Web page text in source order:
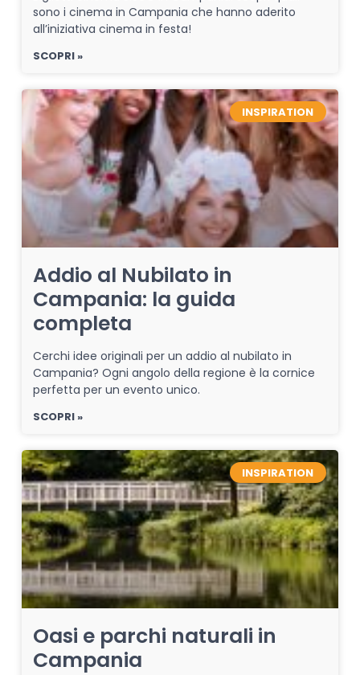
sono i cinema in Campania che hanno aderito
all’iniziativa cinema in festa!
SCOPRI »
INSPIRATION
Addio al Nubilato in
Campania: la guida
completa
Cerchi idee originali per un addio al nubilato in
Campania? Ogni angolo della regione è la cornice
perfetta per un evento unico.
SCOPRI »
INSPIRATION
Oasi e parchi naturali in
Campania